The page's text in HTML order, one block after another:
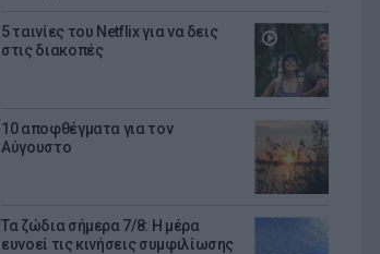
5 ταινίες του Netflix για να δεις
στις διακοπές
10 αποφθέγματα για τον
Αύγουστο
Τα ζώδια σήμερα 7/8: Η μέρα
ευνοεί τις κινήσεις συμφιλίωσης